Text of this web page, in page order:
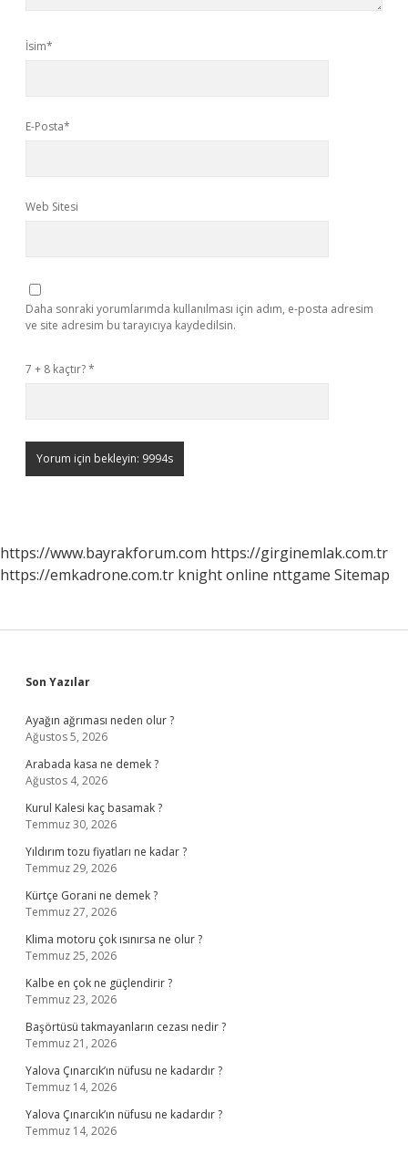
İsim*
E-Posta*
Web Sitesi
Daha sonraki yorumlarımda kullanılması için adım, e-posta adresim
ve site adresim bu tarayıcıya kaydedilsin.
7 + 8 kaçtır?*
https://www.bayrakforum.com https://girginemlak.com.tr
https://emkadrone.com.tr knight online nttgame Sitemap
Sidebar
Son Yazılar
Ayağın ağrıması neden olur ?
Ağustos 5, 2026
Arabada kasa ne demek ?
Ağustos 4, 2026
Kurul Kalesi kaç basamak ?
Temmuz 30, 2026
Yıldırım tozu fiyatları ne kadar ?
Temmuz 29, 2026
Kürtçe Gorani ne demek ?
Temmuz 27, 2026
Klima motoru çok ısınırsa ne olur ?
Temmuz 25, 2026
Kalbe en çok ne güçlendirir ?
Temmuz 23, 2026
Başörtüsü takmayanların cezası nedir ?
Temmuz 21, 2026
Yalova Çınarcık’ın nüfusu ne kadardır ?
Temmuz 14, 2026
Yalova Çınarcık’ın nüfusu ne kadardır ?
Temmuz 14, 2026